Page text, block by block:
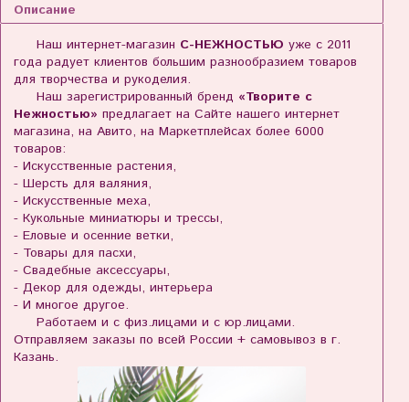
Описание
Наш интернет-магазин С-НЕЖНОСТЬЮ уже с 2011
года радует клиентов большим разнообразием товаров
для творчества и рукоделия.
Наш зарегистрированный бренд «Творите с
Нежностью» предлагает на Сайте нашего интернет
магазина, на Авито, на Маркетплейсах более 6000
товаров:
- Искусственные растения,
- Шерсть для валяния,
- Искусственные меха,
- Кукольные миниатюры и трессы,
- Еловые и осенние ветки,
- Товары для пасхи,
- Свадебные аксессуары,
- Декор для одежды, интерьера
- И многое другое.
Работаем и с физ.лицами и с юр.лицами.
Отправляем заказы по всей России + самовывоз в г.
Казань.